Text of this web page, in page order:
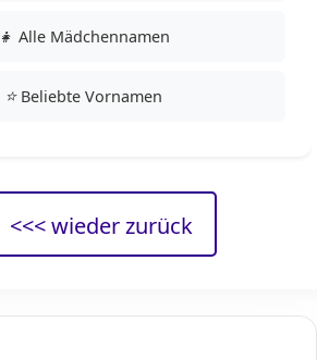
👧 Alle Mädchennamen
⭐Beliebte Vornamen
<<< wieder zurück